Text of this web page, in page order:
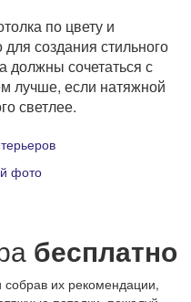
по цвету и
создания стильного
сочетаться с
лучше, если натяжной
светлее.
бесплатно
их рекомендации,